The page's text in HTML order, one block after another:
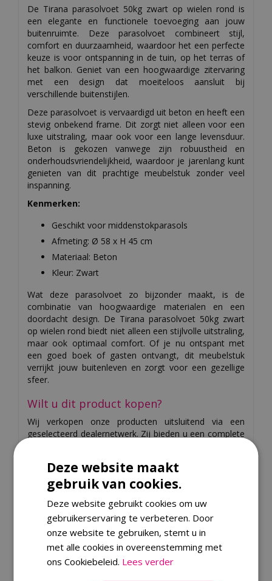
De Tirana parasolvoet 50kg zwart op wielen rond is
een elegante en functionele toevoeging aan jouw
buitenruimte. Deze parasolvoet combineert stijl,
comfort en duurzaamheid, waardoor het een perfecte
keuze is voor ontspanning in de tuin, op het terras of
het balkon. Geniet van een hoogwaardige zitervaring
met een design dat moeiteloos aansluit bij
verschillende buitenstijlen.
Deze parasolvoet is vervaardigd uit beton en heeft een
stevig onbekend frame. Dit zorgt niet alleen voor een
luxe uitstraling, maar ook voor een lange levensduur.
Beton is gekozen vanwege zijn robuustheid en
onderhoudsvriendelijkheid, waardoor je jarenlang kunt
genieten van dit prachtige meubelstuk zonder veel
inspanning.
Kenmerken:
Geschikt voor middenstokparasols
Afmeting: Ø 58 x H 45 cm
Materiaal: Beton
Kleur: Zwart
Wat deze parasolvoet zo bijzonder maakt, is de
combinatie van hoogwaardige materialen en een
doordacht design. De Tirana parasolvoet 50kg zwart
op wielen rond biedt niet alleen een stijlvolle uitstraling,
maar ook optimaal comfort. Of je nu ontspant met
een goed boek of gasten ontvangt, dit meubelstuk
verrijkt jouw buitenleven en zorgt voor een gezellige
sfeer.
Wilt u dit product kopen?
Wij verkopen onze producten uitsluitend via een
geselecteerd dealernetwerk. Zij bieden u een complete
dealers van Royal Seasons.
Specificaties
EAN code
8719319022703
Merk
Royal Seasons
Deze website maakt
gebruik van cookies.
Deze website gebruikt cookies om uw
gebruikerservaring te verbeteren. Door
onze website te gebruiken, stemt u in
met alle cookies in overeenstemming met
ons Cookiebeleid. Lees verder